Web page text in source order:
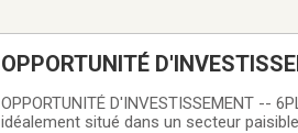
OPPORTUNITÉ
OPPORTUNITÉ D'INVESTISSEMENT --
idéalement situé dans un secteur